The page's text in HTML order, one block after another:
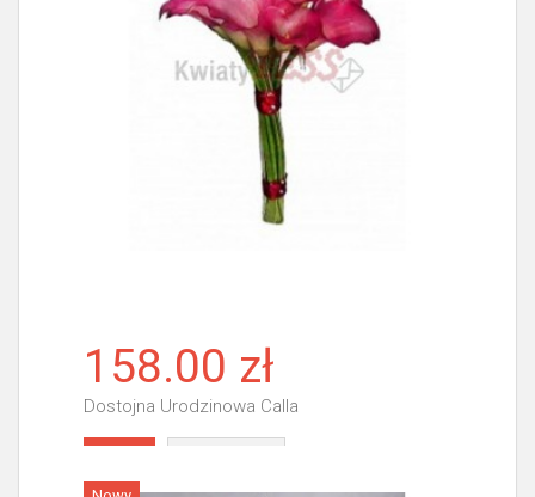
158.00 zł
Dostojna Urodzinowa Calla